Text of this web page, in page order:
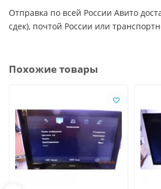
Отправка по всей России Авито
сдек), почтой России или
Похожие товары